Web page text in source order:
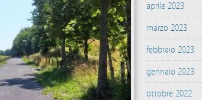
aprile 2023
marzo 2023
febbraio 2023
gennaio 2023
ottobre 2022